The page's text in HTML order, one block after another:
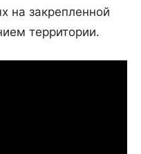
на закрепленной
территории.